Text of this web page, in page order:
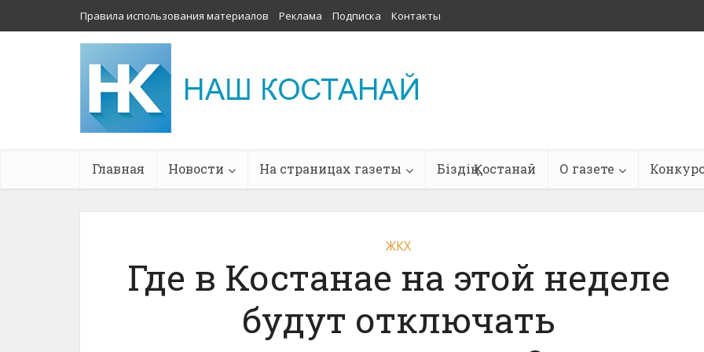
Правила использования материалов Реклама Подписка Контакты
Главная Новости На страницах газеты Біздің Қостанай О газете
ЖКХ
Где в Костанае на этой неделе
будут отключать